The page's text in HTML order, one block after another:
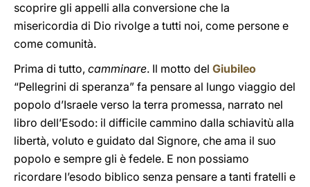
scoprire gli appelli alla conversione che la
misericordia di Dio rivolge a tutti noi, come persone e
come comunità.
Prima di tutto, camminare. Il motto del Giubileo
“Pellegrini di speranza” fa pensare al lungo viaggio del
popolo d’Israele verso la terra promessa, narrato nel
libro dell’Esodo: il difficile cammino dalla schiavitù alla
libertà, voluto e guidato dal Signore, che ama il suo
popolo e sempre gli è fedele. E non possiamo
ricordare l’esodo biblico senza pensare a tanti fratelli e